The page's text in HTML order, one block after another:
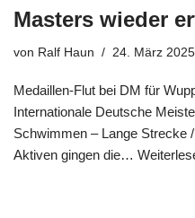
Masters wieder
von Ralf Haun 24. März 2025
Medaillen-Flut bei DM für
Internationale Deutsche
Schwimmen – Lange Strecke
Aktiven gingen die…